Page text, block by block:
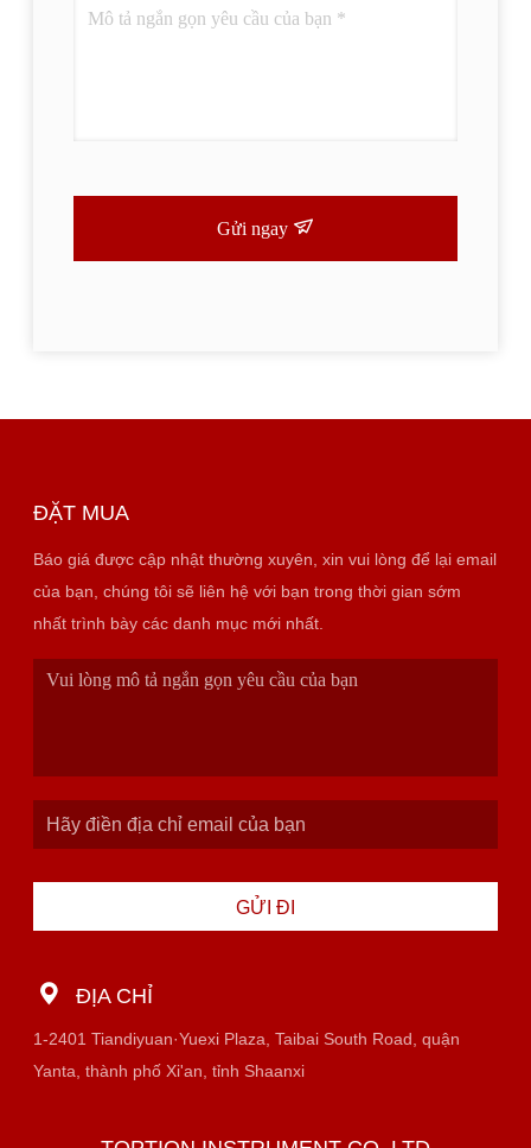
Gửi ngay
ĐẶT MUA
Báo giá được cập nhật thường xuyên, xin vui lòng để lại email
của bạn, chúng tôi sẽ liên hệ với bạn trong thời gian sớm
nhất trình bày các danh mục mới nhất.
GỬI ĐI
ĐỊA CHỈ
1-2401 Tiandiyuan·Yuexi Plaza, Taibai South Road, quận
Yanta, thành phố Xi'an, tỉnh Shaanxi